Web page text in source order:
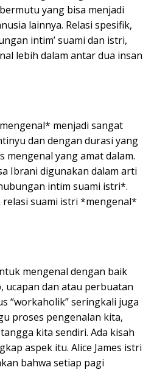
yang bisa menjadi
lainnya. Relasi spesifik,
intim’ suami dan istri,
lebih dalam antar dua insan
menjadi sangat
dan dengan durasi yang
mengenal yang amat dalam.
Ibrani digunakan dalam arti
intim suami istri*.
relasi suami istri *mengenal*
mengenal dengan baik
ucapan dan atau perbuatan
“workaholik” seringkali juga
proses pengenalan kita,
kita sendiri. Ada kisah
aspek itu. Alice James istri
bahwa setiap pagi